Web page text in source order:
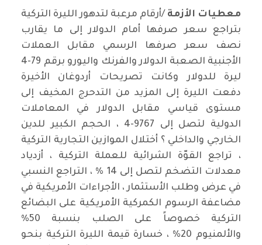
معطيات الأزمة /أرقام مرعبة لتدهور الليرة التركية
بتراجع سعر صرفها أمام الدولار إلى ما يقارب
نصف سعر صرفها الرسمي مقابل العملات
الأجنبية الصعبة الدولار والفرنك واليورو برقم 79-4
ليرة للدولار وكانت تصريحات أردوغان الأخيرة
دفعت الليرة إلى المزيد من التدحرج المخيف إلى
مستوى قياسي مقابل الدولار في المعاملات
الدولية لتصل إلى 9767-4 ، الحجم الكبير للدين
الخارجي والداخلي ؟ أختلال الموازين التجارية التركية
، تراجع القوّة الشرائية للعملة التركية ، أزدياد
معدلات التضخم لتصل إلى 14 % ، التراجع النسبي
في عرض وطلب الأستثمار ، الأجراءات الأمريكية في
مضاعفة الرسوم الكمركية الأمريكية على البضائع
التركية خصوصاً على الصلب بنسبة 50%
والألمنيوم 20% ، خسارة قيمة الليرة التركية بنحو